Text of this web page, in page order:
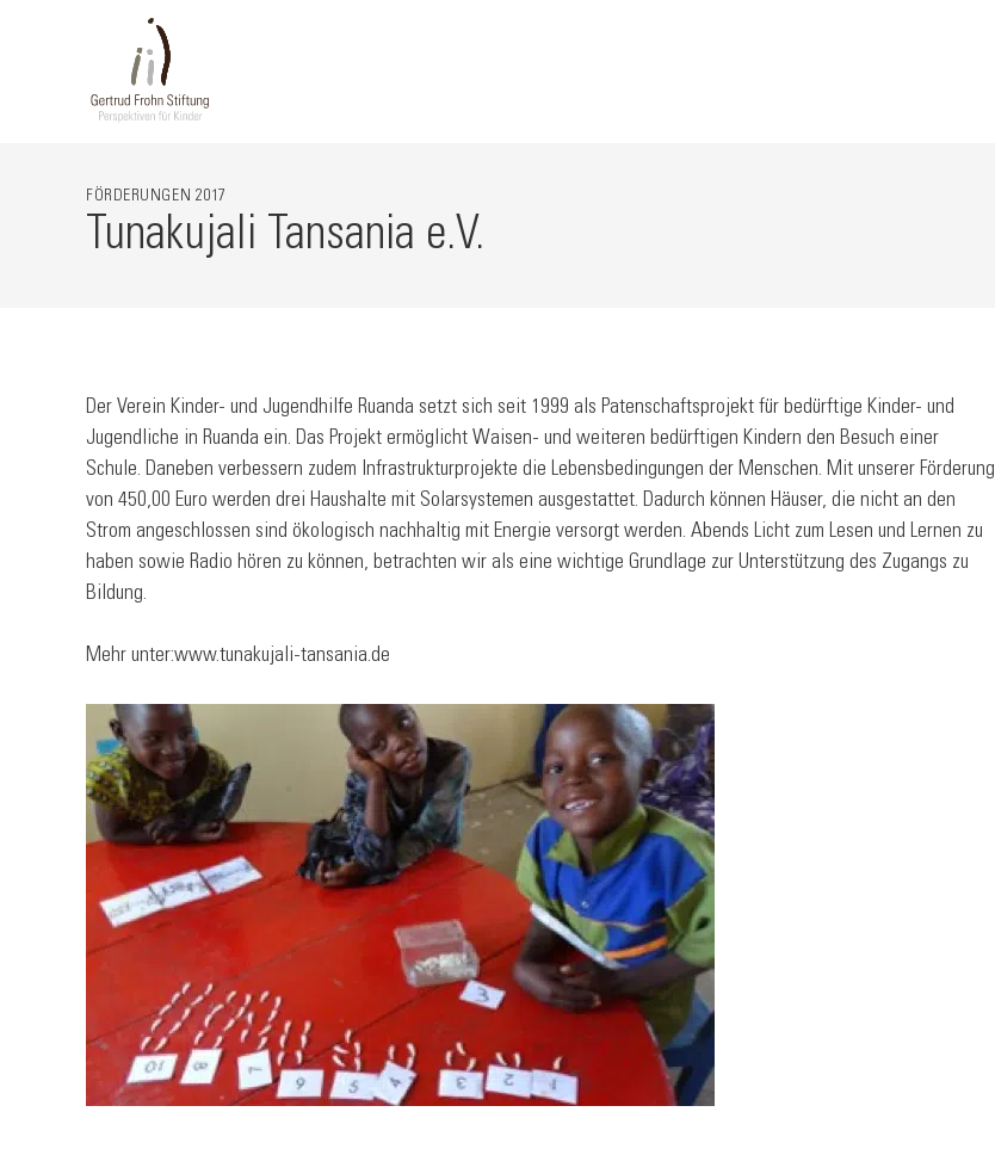
FÖRDERUNGEN 2017
Tunakujali Tansania e.V.
Der Verein Kinder- und Jugendhilfe Ruanda setzt sich seit 1999 als Patenschaftsprojekt für bedürftige Kinder- und
Jugendliche in Ruanda ein. Das Projekt ermöglicht Waisen- und weiteren bedürftigen Kindern den Besuch einer
Schule. Daneben verbessern zudem Infrastrukturprojekte die Lebensbedingungen der Menschen. Mit unserer Förderung
von 450,00 Euro werden drei Haushalte mit Solarsystemen ausgestattet. Dadurch können Häuser, die nicht an den
Strom angeschlossen sind ökologisch nachhaltig mit Energie versorgt werden. Abends Licht zum Lesen und Lernen zu
haben sowie Radio hören zu können, betrachten wir als eine wichtige Grundlage zur Unterstützung des Zugangs zu
Bildung.
Mehr unter:www.tunakujali-tansania.de